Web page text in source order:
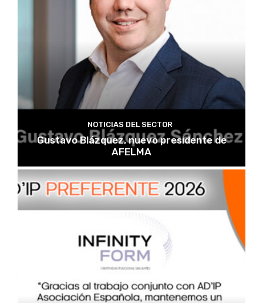
NOTICIAS DEL SECTOR
Gustavo Blázquez, nuevo presidente de
AFELMA